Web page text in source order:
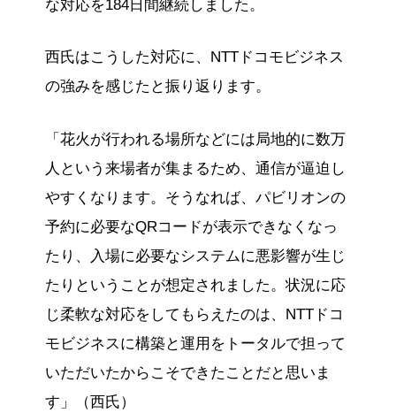
な対応を184日間継続しました。
西氏はこうした対応に、NTTドコモビジネス
の強みを感じたと振り返ります。
「花火が行われる場所などには局地的に数万
人という来場者が集まるため、通信が逼迫し
やすくなります。そうなれば、パビリオンの
予約に必要なQRコードが表示できなくなっ
たり、入場に必要なシステムに悪影響が生じ
たりということが想定されました。状況に応
じ柔軟な対応をしてもらえたのは、NTTドコ
モビジネスに構築と運用をトータルで担って
いただいたからこそできたことだと思いま
す」（西氏）